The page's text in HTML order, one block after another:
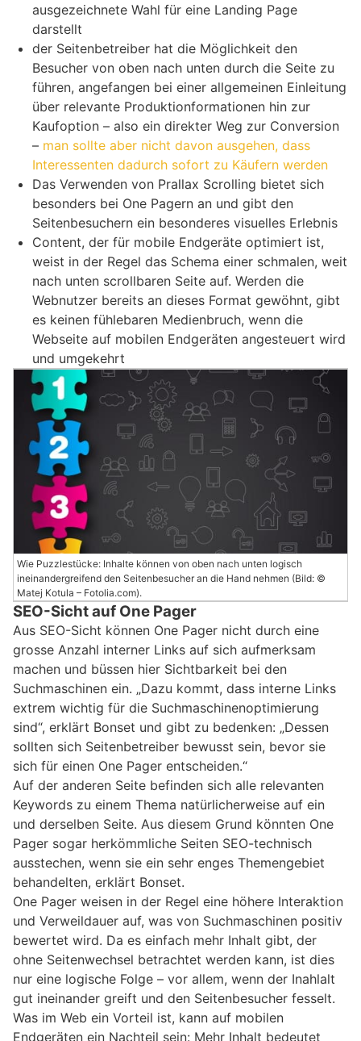
ausgezeichnete Wahl für eine Landing Page
darstellt
der Seitenbetreiber hat die Möglichkeit den
Besucher von oben nach unten durch die Seite zu
führen, angefangen bei einer allgemeinen Einleitung
über relevante Produktionformationen hin zur
Kaufoption – also ein direkter Weg zur Conversion
– man sollte aber nicht davon ausgehen, dass
Interessenten dadurch sofort zu Käufern werden
Das Verwenden von Prallax Scrolling bietet sich
besonders bei One Pagern an und gibt den
Seitenbesuchern ein besonderes visuelles Erlebnis
Content, der für mobile Endgeräte optimiert ist,
weist in der Regel das Schema einer schmalen, weit
nach unten scrollbaren Seite auf. Werden die
Webnutzer bereits an dieses Format gewöhnt, gibt
es keinen fühlebaren Medienbruch, wenn die
Webseite auf mobilen Endgeräten angesteuert wird
und umgekehrt
Wie Puzzlestücke: Inhalte können von oben nach unten logisch
ineinandergreifend den Seitenbesucher an die Hand nehmen (Bild: ©
Matej Kotula – Fotolia.com).
SEO-Sicht auf One Pager
Aus SEO-Sicht können One Pager nicht durch eine
grosse Anzahl interner Links auf sich aufmerksam
machen und büssen hier Sichtbarkeit bei den
Suchmaschinen ein. „Dazu kommt, dass interne Links
extrem wichtig für die Suchmaschinenoptimierung
sind“, erklärt Bonset und gibt zu bedenken: „Dessen
sollten sich Seitenbetreiber bewusst sein, bevor sie
sich für einen One Pager entscheiden.“
Auf der anderen Seite befinden sich alle relevanten
Keywords zu einem Thema natürlicherweise auf ein
und derselben Seite. Aus diesem Grund könnten One
Pager sogar herkömmliche Seiten SEO-technisch
ausstechen, wenn sie ein sehr enges Themengebiet
behandelten, erklärt Bonset.
One Pager weisen in der Regel eine höhere Interaktion
und Verweildauer auf, was von Suchmaschinen positiv
bewertet wird. Da es einfach mehr Inhalt gibt, der
ohne Seitenwechsel betrachtet werden kann, ist dies
nur eine logische Folge – vor allem, wenn der Inahlalt
gut ineinander greift und den Seitenbesucher fesselt.
Was im Web ein Vorteil ist, kann auf mobilen
Endgeräten ein Nachteil sein: Mehr Inhalt bedeutet